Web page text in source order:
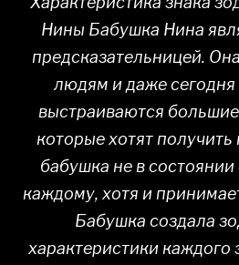
Нины Бабушка Нина
предсказательницей.
людям и даже сегодня
выстраиваются
которые хотят
бабушка не в
каждому, хотя и
Бабушка создала
характеристики каждого